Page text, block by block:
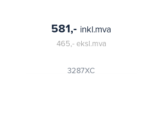
3287XC
581,- inkl.mva
465,-eksl.mva